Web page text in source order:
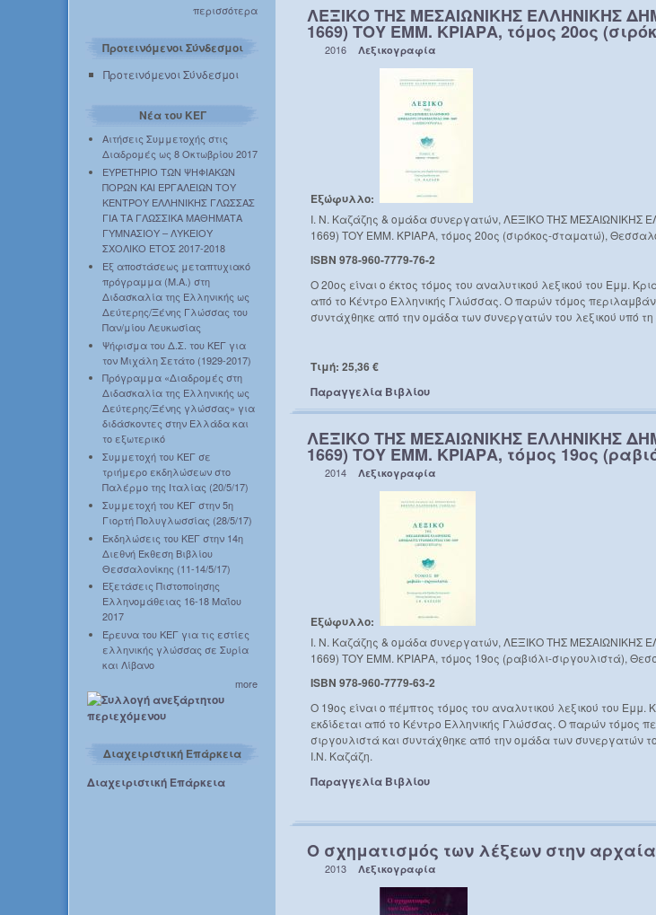
περισσότερα
Προτεινόμενοι Σύνδεσμοι
Προτεινόμενοι Σύνδεσμοι
Νέα του ΚΕΓ
Αιτήσεις Συμμετοχής στις
Διαδρομές ως 8 Οκτωβρίου 2017
ΕΥΡΕΤΗΡΙΟ ΤΩΝ ΨΗΦΙΑΚΩΝ
ΠΟΡΩΝ ΚΑΙ ΕΡΓΑΛΕΙΩΝ ΤΟΥ
ΚΕΝΤΡΟΥ ΕΛΛΗΝΙΚΗΣ ΓΛΩΣΣΑΣ
ΓΙΑ ΤΑ ΓΛΩΣΣΙΚΑ ΜΑΘΗΜΑΤΑ
ΓΥΜΝΑΣΙΟΥ – ΛΥΚΕΙΟΥ
ΣΧΟΛΙΚΟ ΕΤΟΣ 2017-2018
Εξ αποστάσεως μεταπτυχιακό
πρόγραμμα (Μ.Α.) στη
Διδασκαλία της Ελληνικής ως
Δεύτερης/Ξένης Γλώσσας του
Παν/μίου Λευκωσίας
Ψήφισμα του Δ.Σ. του ΚΕΓ για
τον Μιχάλη Σετάτο (1929-2017)
Πρόγραμμα «Διαδρομές στη
Διδασκαλία της Ελληνικής ως
Δεύτερης/Ξένης γλώσσας» για
διδάσκοντες στην Ελλάδα και
το εξωτερικό
Συμμετοχή του ΚΕΓ σε
τριήμερο εκδηλώσεων στο
Παλέρμο της Ιταλίας (20/5/17)
Συμμετοχή του ΚΕΓ στην 5η
Γιορτή Πολυγλωσσίας (28/5/17)
Εκδηλώσεις του ΚΕΓ στην 14η
Διεθνή Έκθεση Βιβλίου
Θεσσαλονίκης (11-14/5/17)
Εξετάσεις Πιστοποίησης
Ελληνομάθειας 16-18 Μαΐου
2017
Έρευνα του ΚΕΓ για τις εστίες
ελληνικής γλώσσας σε Συρία
και Λίβανο
more
Διαχειριστική Επάρκεια
Διαχειριστική Επάρκεια
ΛΕΞΙΚΟ ΤΗΣ ΜΕΣΑΙΩΝΙΚΗΣ ΕΛΛΗΝΙΚΗΣ
1669) ΤΟΥ ΕΜΜ. ΚΡΙΑΡΑ, τόμος 20ος
2016 Λεξικογραφία
Εξώφυλλο:
Ι. Ν. Καζάζης & ομάδα συνεργατών, ΛΕΞΙΚΟ ΤΗΣ
1669) ΤΟΥ ΕΜΜ. ΚΡΙΑΡΑ, τόμος 20ος (σιρόκος-σταματώ),
ISBN 978-960-7779-76-2
Ο 20ος είναι ο έκτος τόμος του αναλυτικού λεξικού του Εμμ.
από το Κέντρο Ελληνικής Γλώσσας. Ο παρών τόμος
συντάχθηκε από την ομάδα των συνεργατών του λεξικού υπό τη
Τιμή: 25,36 €
Παραγγελία Βιβλίου
ΛΕΞΙΚΟ ΤΗΣ ΜΕΣΑΙΩΝΙΚΗΣ ΕΛΛΗΝΙΚΗΣ
1669) ΤΟΥ ΕΜΜ. ΚΡΙΑΡΑ, τόμος 19ος
2014 Λεξικογραφία
Εξώφυλλο:
Ι. Ν. Καζάζης & ομάδα συνεργατών, ΛΕΞΙΚΟ ΤΗΣ
1669) ΤΟΥ ΕΜΜ. ΚΡΙΑΡΑ, τόμος 19ος (ραβιόλι-σιργουλιστά),
ISBN 978-960-7779-63-2
Ο 19ος είναι ο πέμπτος τόμος του αναλυτικού λεξικού του
εκδίδεται από το Κέντρο Ελληνικής Γλώσσας. Ο παρών τόμος
σιργουλιστά και συντάχθηκε από την ομάδα των συνεργατών
Ι.Ν. Καζάζη.
Παραγγελία Βιβλίου
Ο σχηματισμός των λέξεων στην
2013 Λεξικογραφία